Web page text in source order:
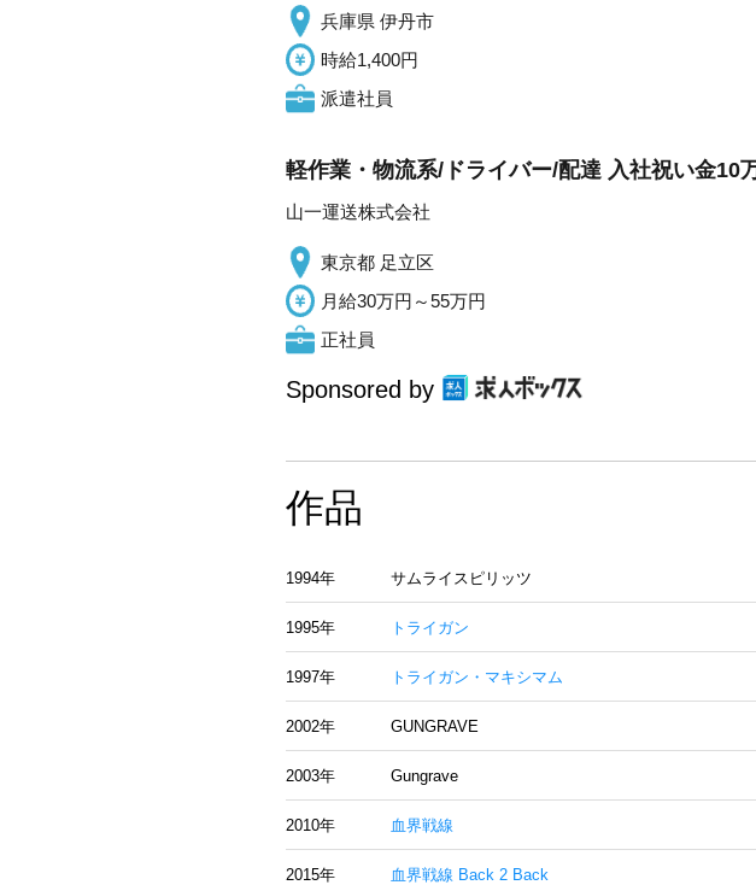
兵庫県 伊丹市
時給1,400円
派遣社員
軽作業・物流系/ドライバー/配達 入社祝い金10
山一運送株式会社
東京都 足立区
月給30万円～55万円
正社員
Sponsored by
作品
1994年 サムライスピリッツ
1995年 トライガン
1997年 トライガン・マキシマム
2002年 GUNGRAVE
2003年 Gungrave
2010年 血界戦線
2015年 血界戦線 Back 2 Back